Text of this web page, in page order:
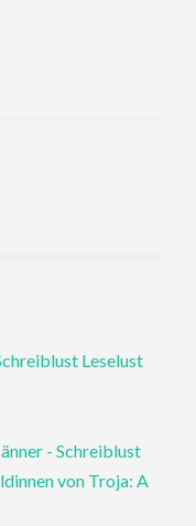
Leselust
- Schreiblust
von Troja: A